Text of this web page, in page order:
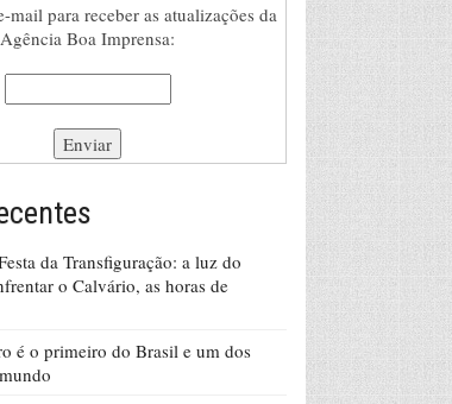
mail para receber as atualizações da
Agência Boa Imprensa:
da Transfiguração: a luz do
o Calvário, as horas de
é o primeiro do Brasil e um dos